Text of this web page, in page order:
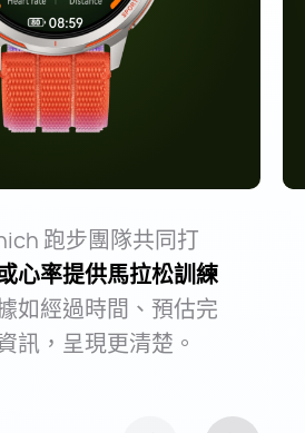
跑步團隊共同打
心率提供馬拉松訓練
如經過時間、預估完
訊，呈現更清⁠楚。